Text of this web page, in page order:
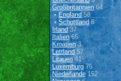
Großbritannien64
• England58
•Schottland6
Irland 37
Italien65
Kroatien3
Lettland57
Litauen41
Luxemburg75
Niederlande152